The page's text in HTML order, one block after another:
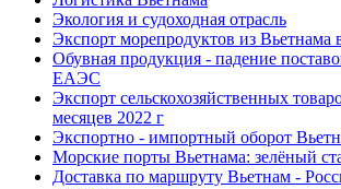
Экология и судоходная отрасль
Экспорт морепродуктов из Вьетнама
Обувная продукция - падение
ЕАЭС
Экспорт сельскохозяйственных
месяцев 2022 г
Экспортно - импортный оборот
Морские порты Вьетнама: зелёный
Доставка по маршруту Вьетнам -